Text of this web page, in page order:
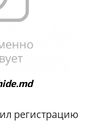
регистрацию